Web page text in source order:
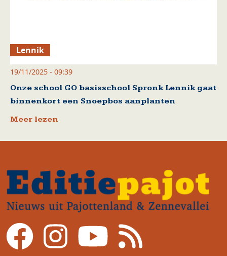
Lennik
19/11/2025 - 09:39
Onze school GO basisschool Spronk Lennik gaat
binnenkort een Snoepbos aanplanten
Meer lezen